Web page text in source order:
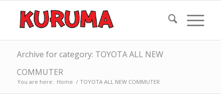
Archive for category: TOYOTA ALL NEW
COMMUTER
You are here: Home / TOYOTA ALL NEW COMMUTER